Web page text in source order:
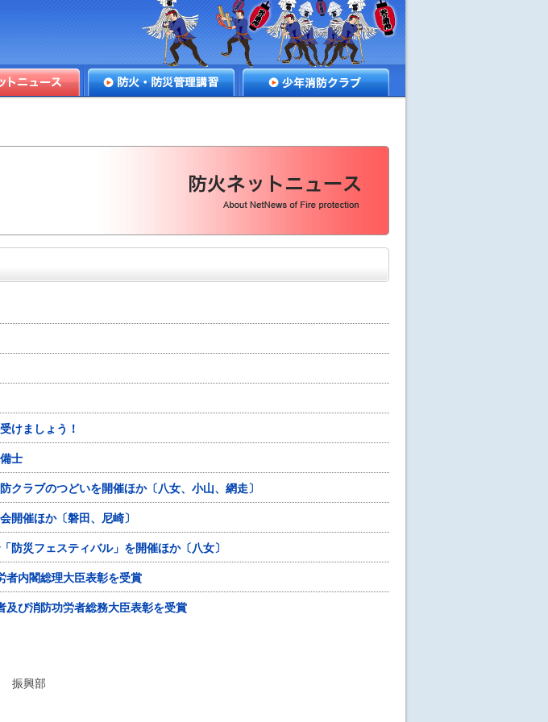
けましょう！
備士
クラブのつどいを開催ほか〔八女、小山、網走〕
開催ほか〔磐田、尼崎〕
防災フェスティバル」を開催ほか〔八女〕
者内閣総理大臣表彰を受賞
及び消防功労者総務大臣表彰を受賞
振興部